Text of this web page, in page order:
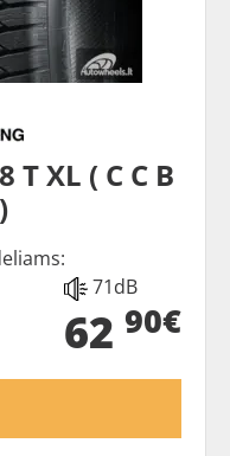
T XL ( C C B
71dB
62 90€